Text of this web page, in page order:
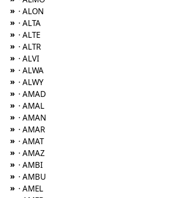
» · ALON
» · ALTA
» · ALTE
» · ALTR
» · ALVI
» · ALWA
» · ALWY
» · AMAD
» · AMAL
» · AMAN
» · AMAR
» · AMAT
» · AMAZ
» · AMBI
» · AMBU
» · AMEL